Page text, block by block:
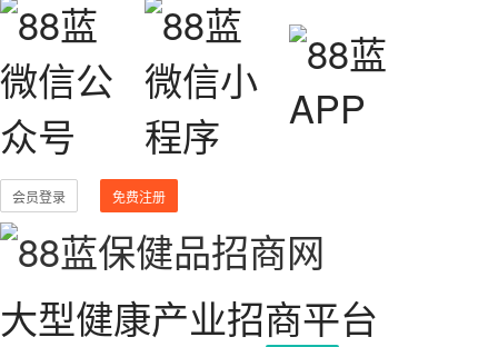
会员登录 免费注册
大型健康产业招商平台